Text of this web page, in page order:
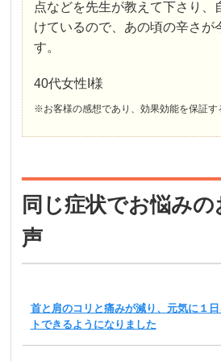
点などを先生が教えて下さり、
けているので、あの頃の辛さが
す。
40代女性I様
※お客様の感想であり、効果効能を保証す
同じ症状でお悩み
声
首と肩のコリと痛みが減り、元気に１
トできるようになりました